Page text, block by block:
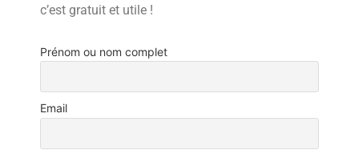
c’est gratuit et utile !
Prénom ou nom complet
Email